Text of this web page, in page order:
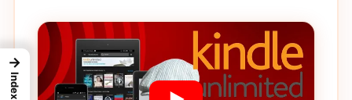
→
Index